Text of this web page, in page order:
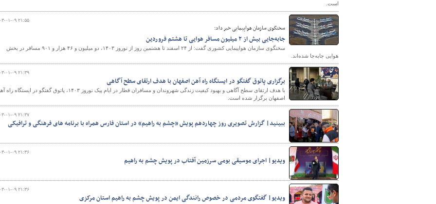
پایگاه خبری وزارت راه و
است.
۱۴۰۳-۰۱-۰۹
سخنگوی سازمان هواپیمایی خبر داد:
جابه‌جایی بیش از ۲ میلیون مسافر هوایی تا هشتم فروردین
سخنگوی سازمان هواپیمایی کشوری گفت: از ۲۴ اسفند تا هشتمین روز از نوروز ۱۴۰۳، دو میلیون و ۴۶ هزار و ۹۰۱ مسافر در بخش
هوایی جابه‌جا شده‌اند.
۱۴۰۳-۰۱-۰۹
برگزاری پاتوق گفتگو در ایستگاه راه آهن اصفهان با هدف ارتقای سطح آگاهی
با هدف ارتقای سطح آگاهی و بهبود کیفیت زندگی شهروندان و مسافران قطار در ایام پیک نوروز ۱۴۰۳، پاتوق گفتگو در ایستگاه
اصفهان برگزار شده است.
۱۴۰۳-۰۱-۰۹
ببینید| گزارش تصویری روز چهاردهم پویش «چشم به راهیم» در استان فارس همراه با برنامه های فرهنگی و ترافیکی
۱۴۰۳-۰۱-۰۹
ویدیو| اجرای موسیقی بومی سرزمین آفتاب در پویش چشم به راهیم
۱۴۰۳-۰۱-۰۹
ویدیو| گفتگوی مردمی در خصوص رانندگی ایمن در پویش چشم به راهیم استان مرکزی